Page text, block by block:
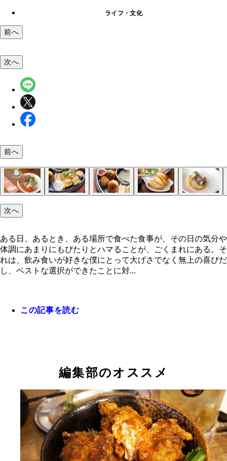
ライフ・文化
前へ
次へ
前へ
次へ
ある日、あるとき、ある場所で食べた食事が、その日の気分や
体調にあまりにもぴたりとハマることが、ごくまれにある。そ
れは、飲み食いが好きな僕にとって大げさでなく無上の喜びだ
し、ベストな選択ができたことに対...
この記事を読む
編集部のオススメ